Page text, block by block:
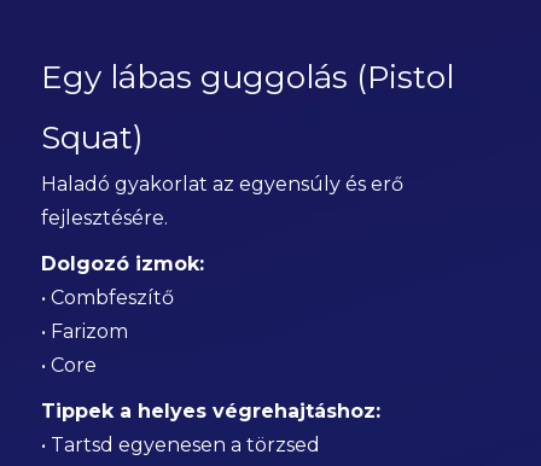
Egy lábas guggolás (Pistol
Squat)
Haladó gyakorlat az egyensúly és erő
fejlesztésére.
Dolgozó izmok:
• Combfeszítő
• Farizom
• Core
Tippek a helyes végrehajtáshoz:
• Tartsd egyenesen a törzsed